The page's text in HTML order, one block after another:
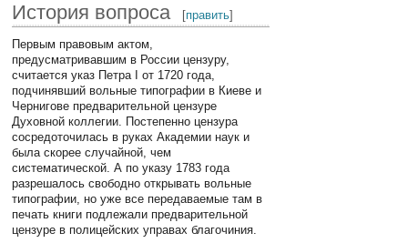
История вопроса [править]
Первым правовым актом,
предусматривавшим в России цензуру,
считается указ Петра I от 1720 года,
подчинявший вольные типографии в Киеве и
Чернигове предварительной цензуре
Духовной коллегии. Постепенно цензура
сосредоточилась в руках Академии наук и
была скорее случайной, чем
систематической. А по указу 1783 года
разрешалось свободно открывать вольные
типографии, но уже все передаваемые там в
печать книги подлежали предварительной
цензуре в полицейских управах благочиния.